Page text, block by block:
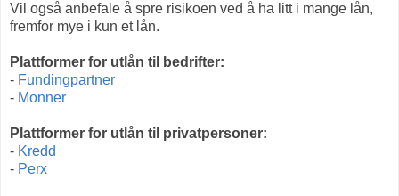
Vil også anbefale å spre risikoen ved å ha litt i mange lån,
fremfor mye i kun et lån.
Plattformer for utlån til bedrifter:
- Fundingpartner
- Monner
Plattformer for utlån til privatpersoner:
- Kredd
- Perx